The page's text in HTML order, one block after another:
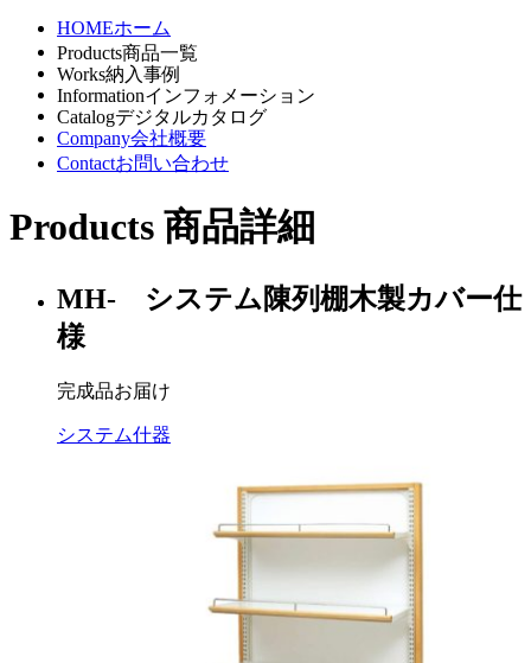
HOMEホーム
Products商品一覧
Works納入事例
Informationインフォメーション
Catalogデジタルカタログ
Company会社概要
Contactお問い合わせ
Products 商品詳細
MH- システム陳列棚木製カバー仕
様
完成品お届け
システム什器